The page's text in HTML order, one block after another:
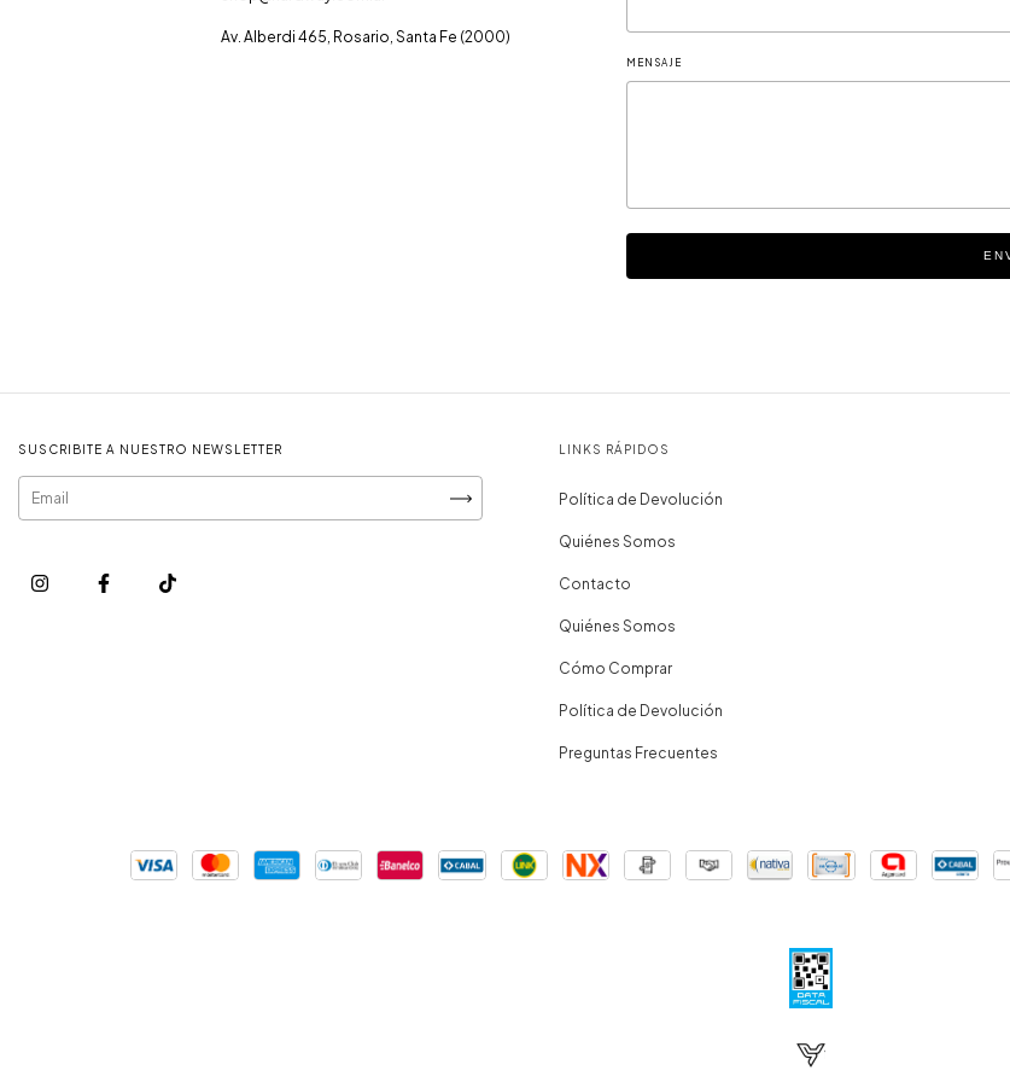
Av. Alberdi 465, Rosario, Santa Fe (2000)
MENSAJE
SUSCRIBITE A NUESTRO NEWSLETTER LINKS RÁPIDOS
Política de Devolución
Quiénes Somos
Contacto
Quiénes Somos
Cómo Comprar
Política de Devolución
Preguntas Frecuentes